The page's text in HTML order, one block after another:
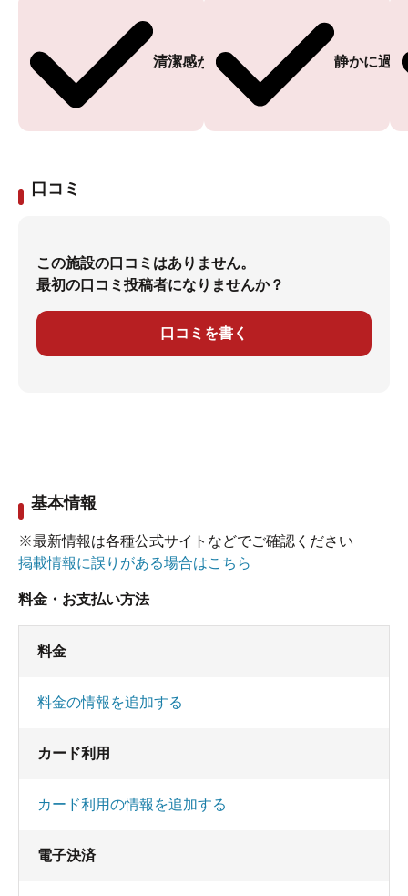
清潔感がある 静かに過
口コミ
この施設の口コミはありません。
最初の口コミ投稿者になりませんか？
口コミを書く
基本情報
※最新情報は各種公式サイトなどでご確認ください
掲載情報に誤りがある場合はこちら
料金・お支払い方法
料金
料金の情報を追加する
カード利用
カード利用の情報を追加する
電子決済